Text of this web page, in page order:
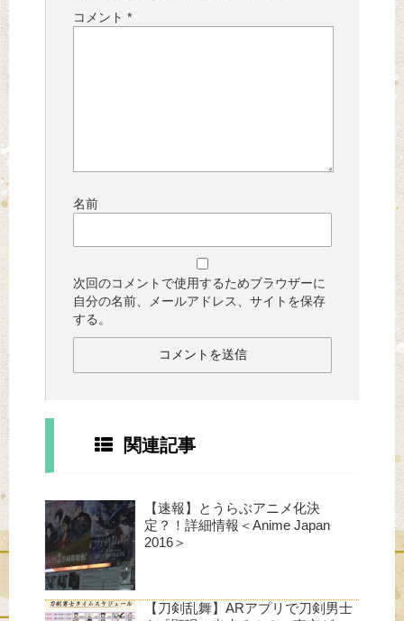
コメント *
名前
次回のコメントで使用するためブラウザーに
自分の名前、メールアドレス、サイトを保存
する。
関連記事
【速報】とうらぶアニメ化決
定？！詳細情報＜Anime Japan
2016＞
【刀剣乱舞】ARアプリで刀剣男士